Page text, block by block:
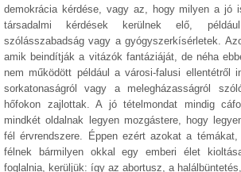
demokrácia kérdése, vagy az, hogy milyen a jó
társadalmi kérdések kerülnek elő,
szólásszabadság vagy a gyógyszerkísérletek.
amik beindítják a vitázók fantáziáját, de néha
nem működött például a városi-falusi ellentétről
sorkatonaságról vagy a melegházasságról
hőfokon zajlottak. A jó tételmondat mindig
mindkét oldalnak legyen mozgástere, hogy
fél érvrendszere. Éppen ezért azokat a témákat,
félnek bármilyen okkal egy emberi élet
foglalnia, kerüljük: így az abortusz, a